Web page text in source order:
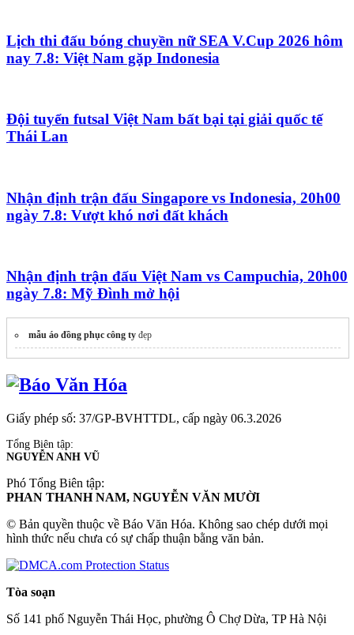
Lịch thi đấu bóng chuyền nữ SEA V.Cup 2026 hôm
nay 7.8: Việt Nam gặp Indonesia
Đội tuyển futsal Việt Nam bất bại tại giải quốc tế
Thái Lan
Nhận định trận đấu Singapore vs Indonesia, 20h00
ngày 7.8: Vượt khó nơi đất khách
Nhận định trận đấu Việt Nam vs Campuchia, 20h00
ngày 7.8: Mỹ Đình mở hội
mẫu áo đồng phục công ty đẹp
Giấy phép số: 37/GP-BVHTTDL, cấp ngày 06.3.2026
Tổng Biên tập:
NGUYỄN ANH VŨ
Phó Tổng Biên tập:
PHAN THANH NAM, NGUYỄN VĂN MƯỜI
© Bản quyền thuộc về Báo Văn Hóa. Không sao chép dưới mọi
hình thức nếu chưa có sự chấp thuận bằng văn bản.
Tòa soạn
Số 141 phố Nguyễn Thái Học, phường Ô Chợ Dừa, TP Hà Nội